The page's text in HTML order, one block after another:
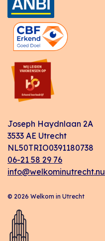
Joseph Haydnlaan 2A
3533 AE Utrecht
NL50TRIO0391180738
06-21 58 29 76
info@welkominutrecht.nu
© 2026 Welkom in Utrecht